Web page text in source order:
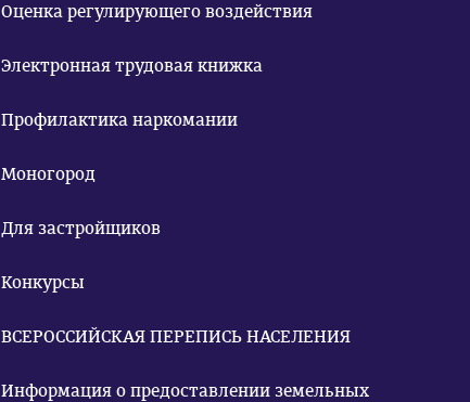
Оценка регулирующего воздействия
Электронная трудовая книжка
Профилактика наркомании
Моногород
Для застройщиков
Конкурсы
ВСЕРОССИЙСКАЯ ПЕРЕПИСЬ НАСЕЛЕНИЯ
Информация о предоставлении земельных